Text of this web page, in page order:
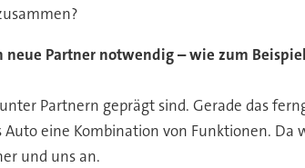
Partner notwendig – wie zum
Partnern geprägt sind. Gerade das
eine Kombination von Funktionen.
und uns an.